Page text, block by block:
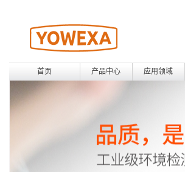
首页 产品中心 应用领域